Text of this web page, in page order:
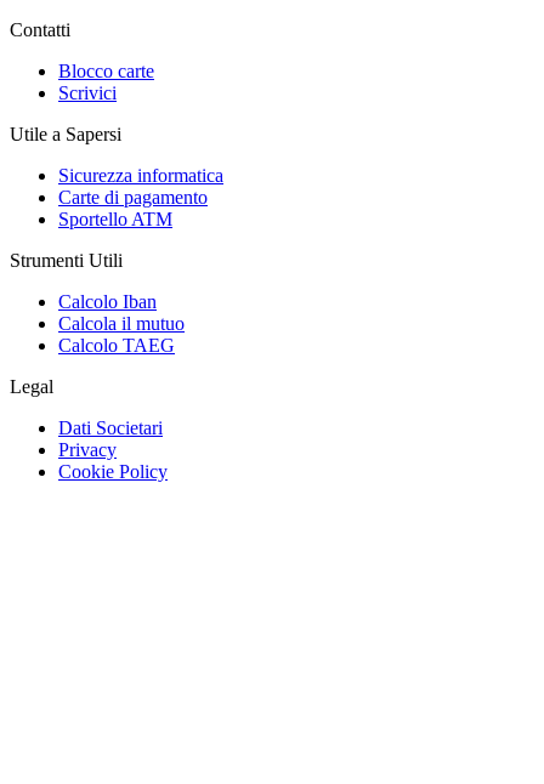
Contatti
Blocco carte
Scrivici
Utile a Sapersi
Sicurezza informatica
Carte di pagamento
Sportello ATM
Strumenti Utili
Calcolo Iban
Calcola il mutuo
Calcolo TAEG
Legal
Dati Societari
Privacy
Cookie Policy